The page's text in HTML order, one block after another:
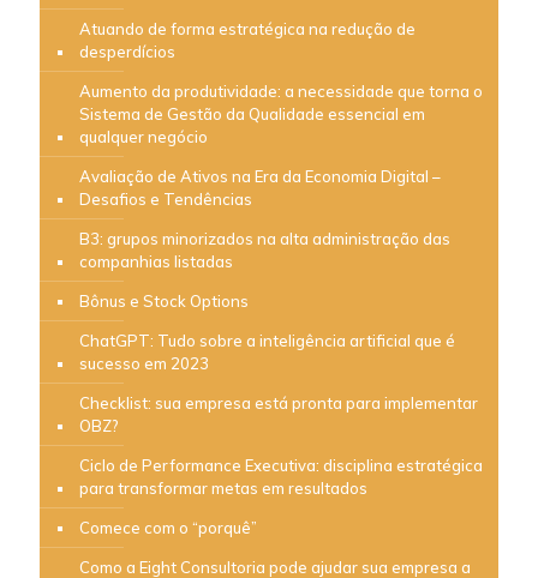
Atuando de forma estratégica na redução de
desperdícios
Aumento da produtividade: a necessidade que torna o
Sistema de Gestão da Qualidade essencial em
qualquer negócio
Avaliação de Ativos na Era da Economia Digital –
Desafios e Tendências
B3: grupos minorizados na alta administração das
companhias listadas
Bônus e Stock Options
ChatGPT: Tudo sobre a inteligência artificial que é
sucesso em 2023
Checklist: sua empresa está pronta para implementar
OBZ?
Ciclo de Performance Executiva: disciplina estratégica
para transformar metas em resultados
Comece com o “porquê”
Como a Eight Consultoria pode ajudar sua empresa a